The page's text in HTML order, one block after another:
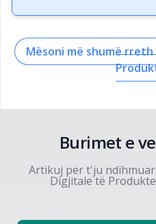
Mësoni më shumë
Burimet e
Artikuj për t'ju
Digjitale të